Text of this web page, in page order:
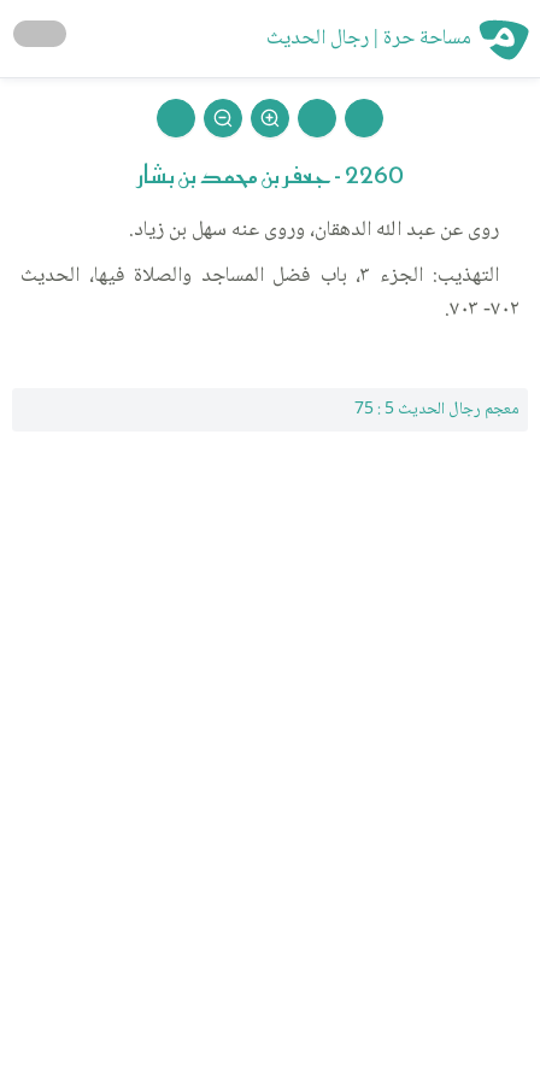
مساحة حرة | رجال الحديث
2260 - جعفر بن محمد بن بشار
روى عن عبد الله الدهقان، وروى عنه سهل بن زياد.
التهذيب: الجزء ٣، باب فضل المساجد والصلاة فيها، الحديث
٧٠٢- ٧٠٣.
معجم رجال الحديث 5 : 75